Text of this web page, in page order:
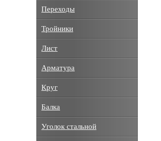
Переходы
Тройники
Лист
Арматура
Круг
Балка
Уголок стальной